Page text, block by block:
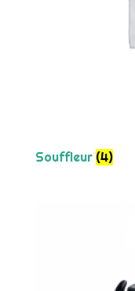
Souffleur (4)